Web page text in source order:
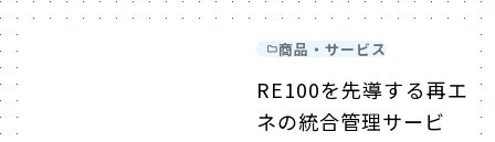
商品・サービス
RE100を先導する再エ
ネの統合管理サービ